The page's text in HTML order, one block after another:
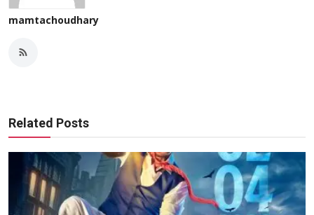
mamtachoudhary
Related Posts